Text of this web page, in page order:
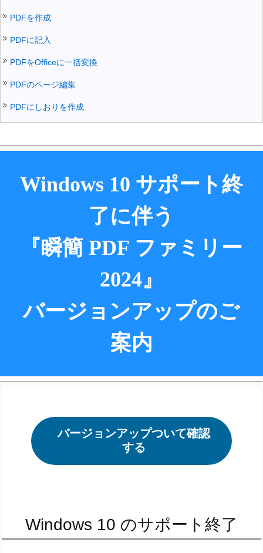
PDFを作成
PDFに記入
PDFをOfficeに一括変換
PDFのページ編集
PDFにしおりを作成
Windows 10 サポート終
了に伴う
『瞬簡 PDF ファミリー
2024』
バージョンアップのご
案内
バージョンアップついて確認
する
Windows 10 のサポート終了